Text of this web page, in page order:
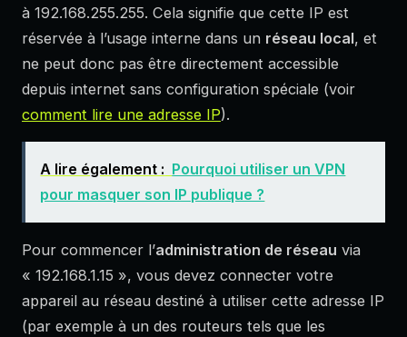
à 192.168.255.255. Cela signifie que cette IP est
réservée à l’usage interne dans un réseau local, et
ne peut donc pas être directement accessible
depuis internet sans configuration spéciale (voir
comment lire une adresse IP).
A lire également : Pourquoi utiliser un VPN
pour masquer son IP publique ?
Pour commencer l’administration de réseau via
« 192.168.1.15 », vous devez connecter votre
appareil au réseau destiné à utiliser cette adresse IP
(par exemple à un des routeurs tels que les